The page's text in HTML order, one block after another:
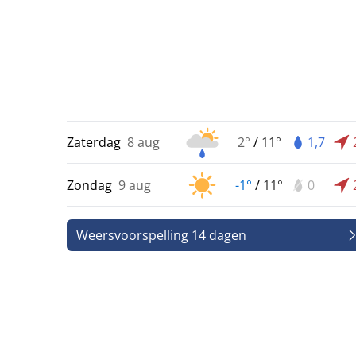
Zaterdag 8 aug 2° / 11° 1,7
Zondag 9 aug -1° / 11° 0
Weersvoorspelling 14 dagen